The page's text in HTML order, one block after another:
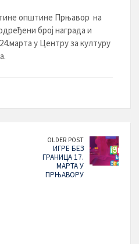
општине Прњавор на
број награда и
у Центру за културу
OLDER POST
ИГРЕ БЕЗ
ГРАНИЦА 17.
МАРТА У
ПРЊАВОРУ